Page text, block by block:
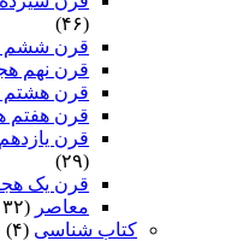
(۴۶)
قرن ششم هجری –
قرن نهم هجری – ۷۷۶
قرن هشتم هجری –
قرن هفتم هجری ۵۸۲
قرن یازدهم هجری –
(۲۹)
قرن یک هجری – ۱
معاصر (۱۳۲)
کتاب شناسی (۴)